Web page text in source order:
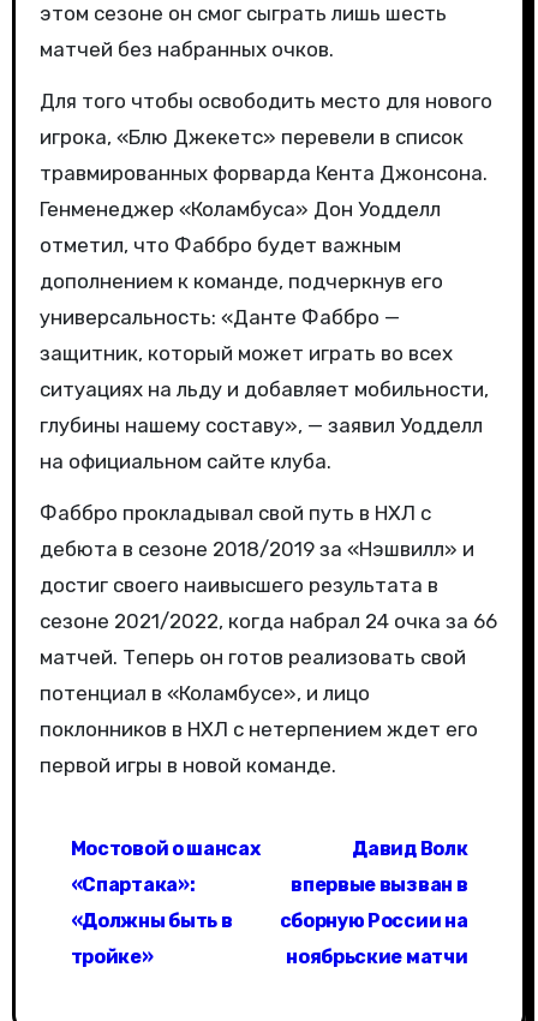
этом сезоне он смог сыграть лишь шесть
матчей без набранных очков.
Для того чтобы освободить место для нового
игрока, «Блю Джекетс» перевели в список
травмированных форварда Кента Джонсона.
Генменеджер «Коламбуса» Дон Уодделл
отметил, что Фаббро будет важным
дополнением к команде, подчеркнув его
универсальность: «Данте Фаббро —
защитник, который может играть во всех
ситуациях на льду и добавляет мобильности,
глубины нашему составу», — заявил Уодделл
на официальном сайте клуба.
Фаббро прокладывал свой путь в НХЛ с
дебюта в сезоне 2018/2019 за «Нэшвилл» и
достиг своего наивысшего результата в
сезоне 2021/2022, когда набрал 24 очка за 66
матчей. Теперь он готов реализовать свой
потенциал в «Коламбусе», и лицо
поклонников в НХЛ с нетерпением ждет его
первой игры в новой команде.
Мостовой о шансах
«Спартака»:
«Должны быть в
тройке»
Давид Волк
впервые вызван в
сборную России на
ноябрьские матчи